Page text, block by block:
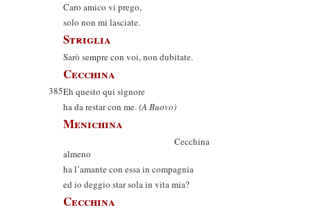
Caro amico vi prego,
solo non mi lasciate.
Striglia
Sarò sempre con voi, non dubitate.
Cecchina
385Eh questo qui signore
ha da restar con me.(A Buovo)
Menichina
Cecchina
almeno
ha l’amante con essa in compagnia
ed io deggio star sola in vita mia?
Cecchina